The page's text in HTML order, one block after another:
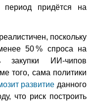
придётся на
поскольку
50 % спроса на
закупки ИИ-чипов
того, сама политики
развитие данного
что риск построить